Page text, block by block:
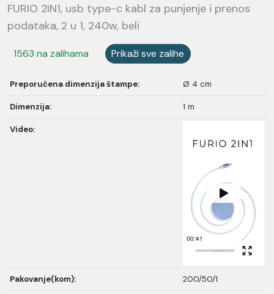
FURIO 2IN1, usb type-c kabl za punjenje i prenos
podataka, 2 u 1, 240w, beli
1563 na zalihama Prikaži sve zalihe
Preporučena dimenzija štampe: Ø 4 cm
Dimenzija: 1 m
Video:
Pakovanje(kom): 200/50/1